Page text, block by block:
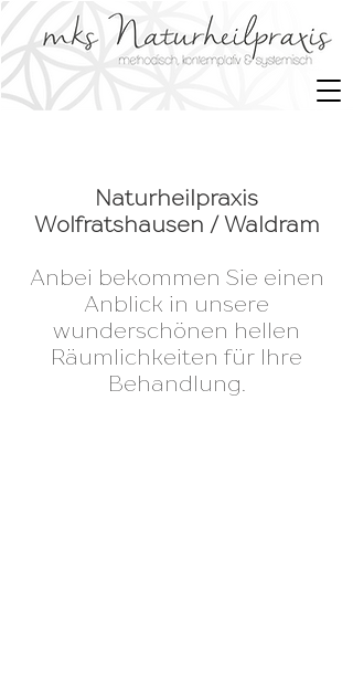
Naturheilpraxis
Wolfratshausen / Waldram
Anbei bekommen Sie einen
Anblick in unsere
wunderschönen hellen
Räumlichkeiten für Ihre
Behandlung.